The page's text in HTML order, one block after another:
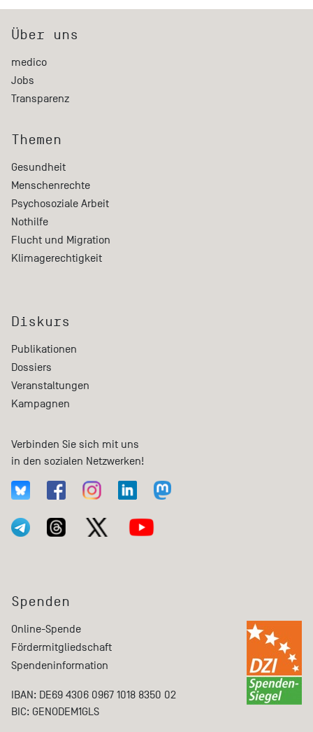
Über uns
medico
Jobs
Transparenz
Themen
Gesundheit
Menschenrechte
Psychosoziale Arbeit
Nothilfe
Flucht und Migration
Klimagerechtigkeit
Diskurs
Publikationen
Dossiers
Veranstaltungen
Kampagnen
Verbinden Sie sich mit uns
in den sozialen Netzwerken!
Spenden
Online-Spende
Fördermitgliedschaft
Spendeninformation
IBAN: DE69 4306 0967 1018 8350 02
BIC: GENODEM1GLS